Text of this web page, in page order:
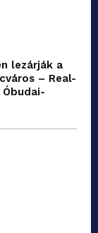
lezárják a
– Real-